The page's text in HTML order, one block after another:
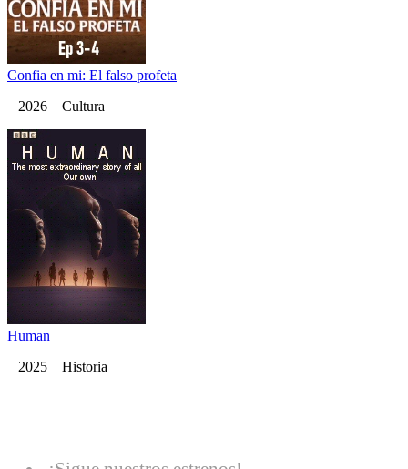
Confia en mi: El falso profeta
2026 Cultura
Human
2025 Historia